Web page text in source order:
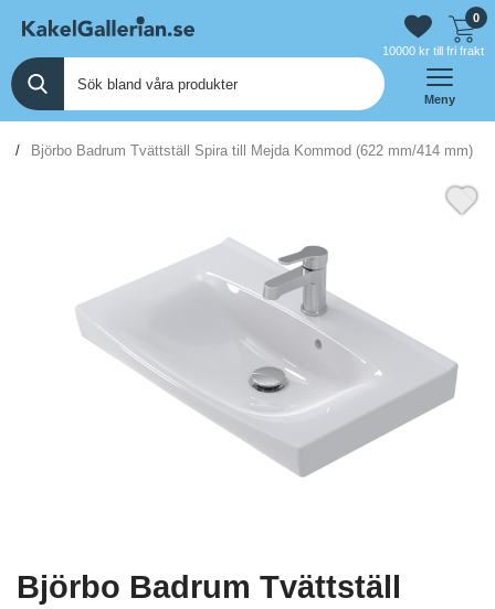
0
10000 kr till fri frakt
Meny
Björbo Badrum Tvättställ Spira till Mejda Kommod (622 mm/414 mm)
Björbo Badrum Tvättställ